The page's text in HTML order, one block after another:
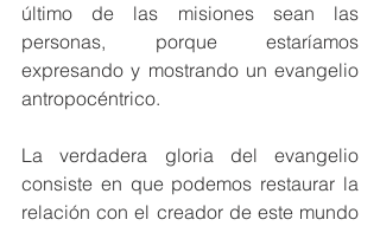
último de las misiones sean las
personas, porque estaríamos
expresando y mostrando un evangelio
antropocéntrico.
La verdadera gloria del evangelio
consiste en que podemos restaurar la
relación con el creador de este mundo